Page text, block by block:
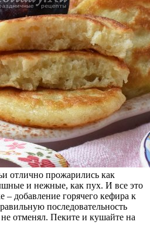
отлично прожарились как
и нежные, как пух. И все это
– добавление горячего кефира к
последовательность
отменял. Пеките и кушайте на